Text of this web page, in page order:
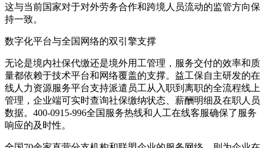
这与当前国家对于对外劳务合作和跨境人员流动的监管方向保
持一致。
数字化平台与全国网络的双引擎支撑
无论是境内社保代缴还是境外用工管理，服务交付的效率和质
量都依赖于技术平台和网络覆盖的支撑。益工保自主研发的在
线人力资源服务平台支持派遣员工从入职到离职的全流程线上
管理，企业端可实时查询社保缴纳状态、薪酬明细及在职人员
数据。400-0915-996全国服务热线和人工在线客服确保了服务
响应的及时性。